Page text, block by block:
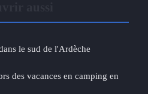
le sud de l'Ardèche
des vacances en camping en